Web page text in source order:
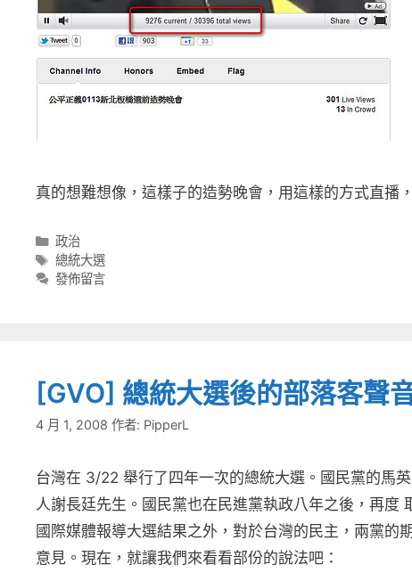
真的想難想像，這樣子的造勢晚會，用這樣的方式直
分
類
政治
標
籤
總統大選
發佈留言
[GVO] 總統大選後的部落客聲
4 月 1, 2008 作者: PipperL
台灣在 3/22 舉行了四年一次的總統大選。國民黨的馬
人謝長廷先生。國民黨也在民進黨執政八年之後，再度
國際媒體報導大選結果之外，對於台灣的民主，兩黨的
意見。現在，就讓我們來看看部份的說法吧：